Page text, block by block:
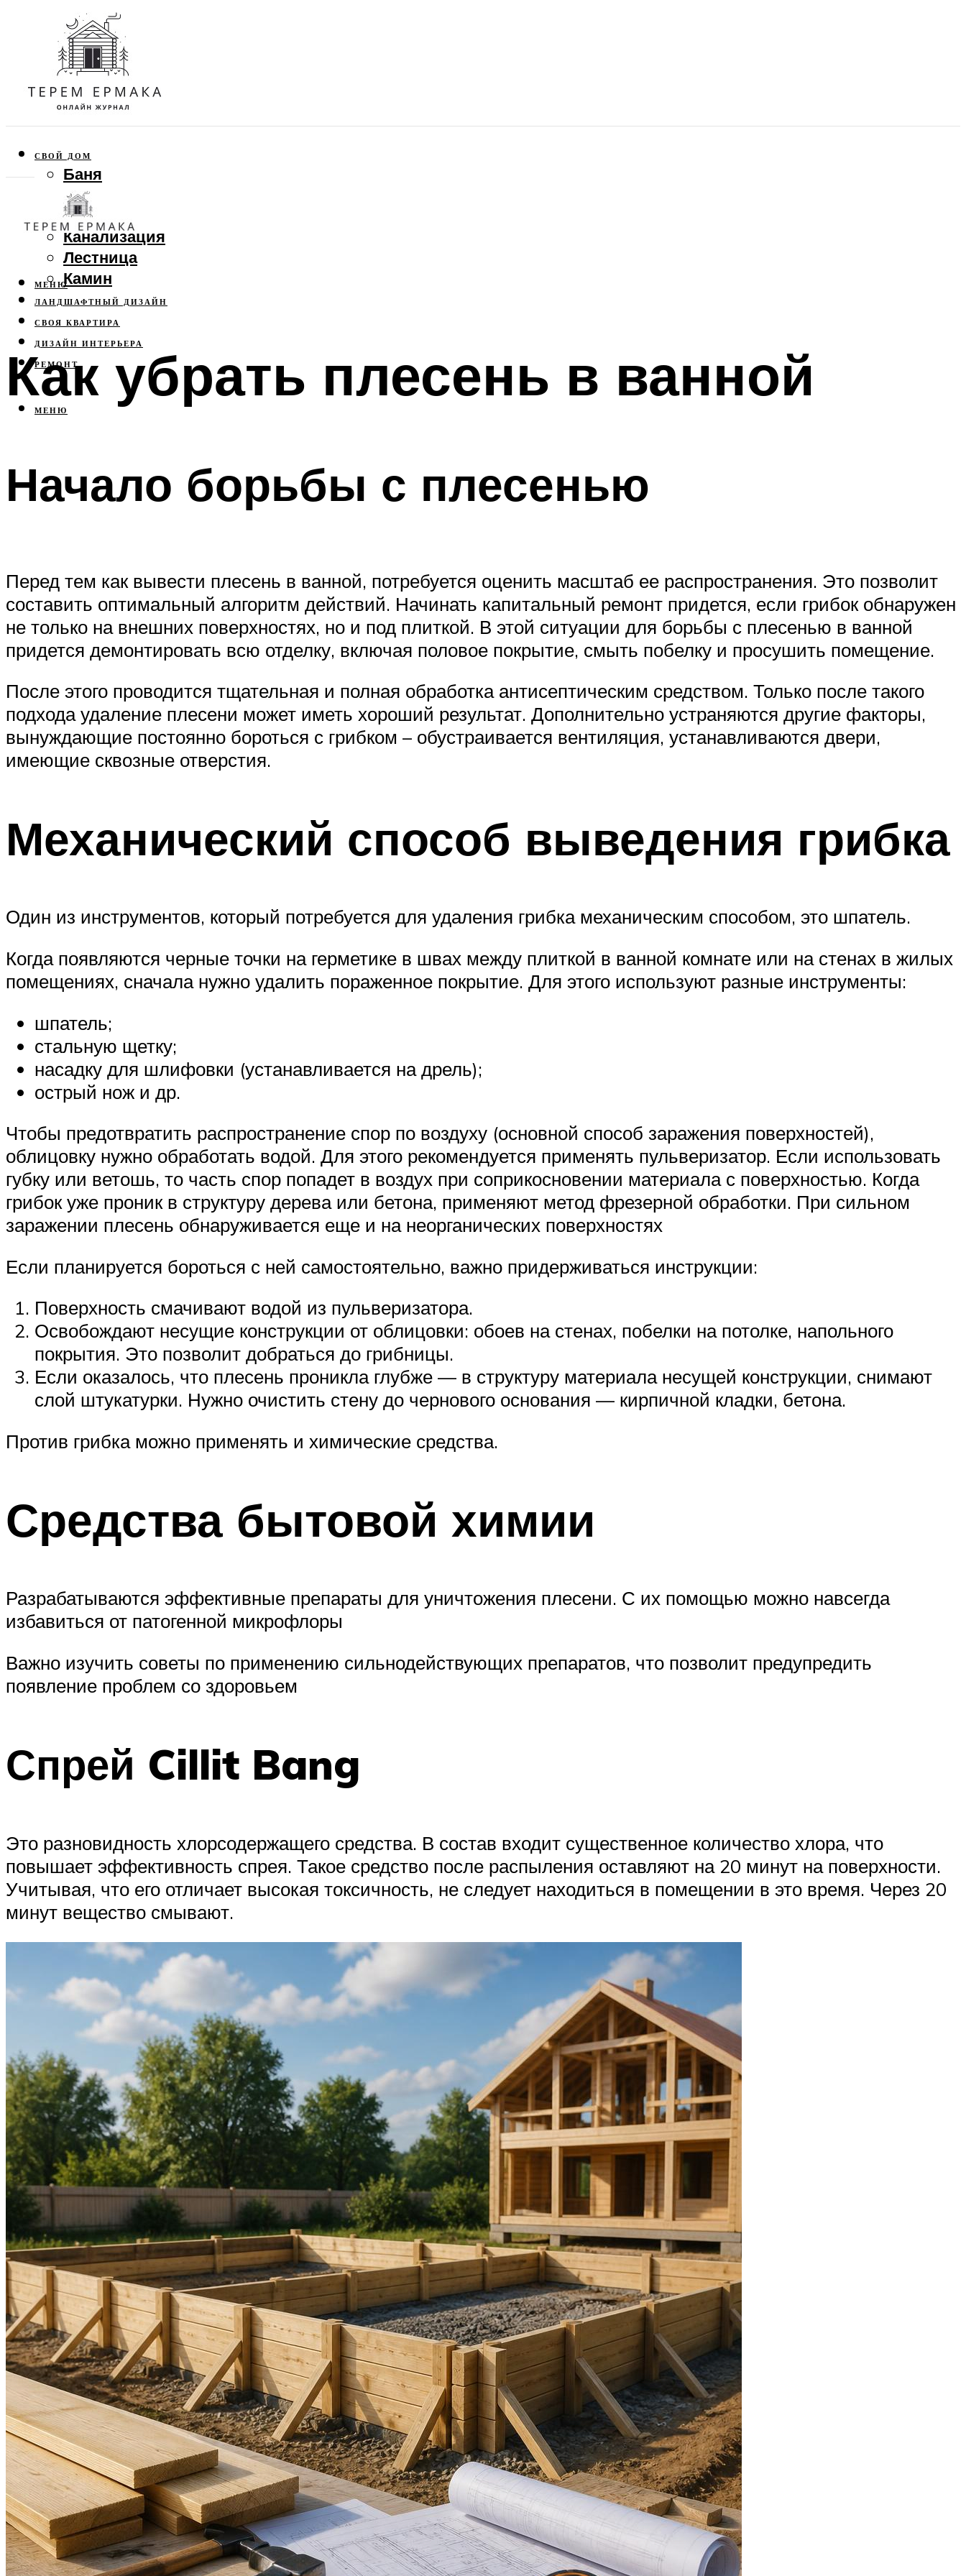
СВОЙ ДОМ
Баня
Веранда
Забор
Канализация
Лестница
Камин
ЛАНДШАФТНЫЙ ДИЗАЙН
СВОЯ КВАРТИРА
ДИЗАЙН ИНТЕРЬЕРА
РЕМОНТ
МЕНЮ
МЕНЮ
Как убрать плесень в ванной
Начало борьбы с плесенью
Перед тем как вывести плесень в ванной, потребуется оценить масштаб ее распространения. Это позволит
составить оптимальный алгоритм действий. Начинать капитальный ремонт придется, если грибок обнаружен
не только на внешних поверхностях, но и под плиткой. В этой ситуации для борьбы с плесенью в ванной
придется демонтировать всю отделку, включая половое покрытие, смыть побелку и просушить помещение.
После этого проводится тщательная и полная обработка антисептическим средством. Только после такого
подхода удаление плесени может иметь хороший результат. Дополнительно устраняются другие факторы,
вынуждающие постоянно бороться с грибком – обустраивается вентиляция, устанавливаются двери,
имеющие сквозные отверстия.
Механический способ выведения грибка
Один из инструментов, который потребуется для удаления грибка механическим способом, это шпатель.
Когда появляются черные точки на герметике в швах между плиткой в ванной комнате или на стенах в жилых
помещениях, сначала нужно удалить пораженное покрытие. Для этого используют разные инструменты:
шпатель;
стальную щетку;
насадку для шлифовки (устанавливается на дрель);
острый нож и др.
Чтобы предотвратить распространение спор по воздуху (основной способ заражения поверхностей),
облицовку нужно обработать водой. Для этого рекомендуется применять пульверизатор. Если использовать
губку или ветошь, то часть спор попадет в воздух при соприкосновении материала с поверхностью. Когда
грибок уже проник в структуру дерева или бетона, применяют метод фрезерной обработки. При сильном
заражении плесень обнаруживается еще и на неорганических поверхностях
Если планируется бороться с ней самостоятельно, важно придерживаться инструкции:
Поверхность смачивают водой из пульверизатора.
Освобождают несущие конструкции от облицовки: обоев на стенах, побелки на потолке, напольного
покрытия. Это позволит добраться до грибницы.
Если оказалось, что плесень проникла глубже — в структуру материала несущей конструкции, снимают
слой штукатурки. Нужно очистить стену до чернового основания — кирпичной кладки, бетона.
Против грибка можно применять и химические средства.
Средства бытовой химии
Разрабатываются эффективные препараты для уничтожения плесени. С их помощью можно навсегда
избавиться от патогенной микрофлоры
Важно изучить советы по применению сильнодействующих препаратов, что позволит предупредить
появление проблем со здоровьем
Спрей Cillit Bang
Это разновидность хлорсодержащего средства. В состав входит существенное количество хлора, что
повышает эффективность спрея. Такое средство после распыления оставляют на 20 минут на поверхности.
Учитывая, что его отличает высокая токсичность, не следует находиться в помещении в это время. Через 20
минут вещество смывают.